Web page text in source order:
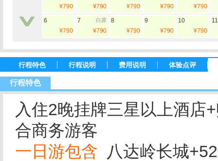
¥790
¥790
¥790
¥790
¥790
6
¥790
7 白露
¥790
8
¥790
9
¥790
10
¥790
11
行程特色 行程说明 费用说明 体验点评
行程特色
入住2晚挂牌三星以上酒店+
合商务游客
一日游包含 八达岭长城